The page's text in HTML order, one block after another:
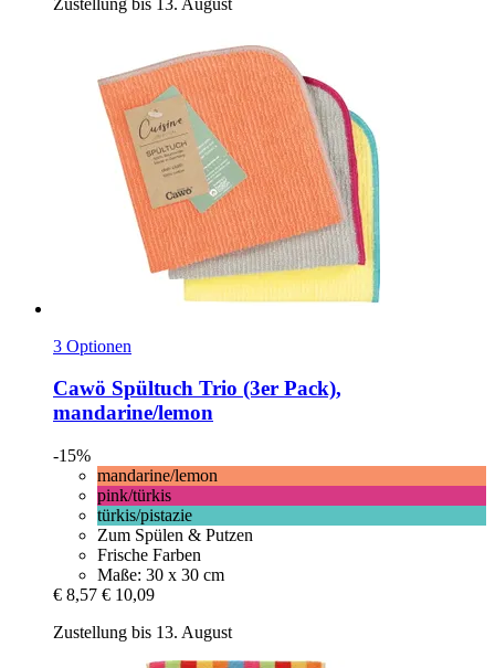
3 Optionen
Cawö Spültuch Trio (3er Pack),
mandarine/lemon
-15%
mandarine/lemon
pink/türkis
türkis/pistazie
Zum Spülen & Putzen
Frische Farben
Maße: 30 x 30 cm
€ 8,57 € 10,09
Zustellung bis 13. August